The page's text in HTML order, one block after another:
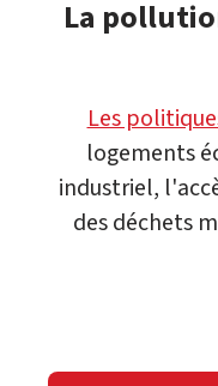
La
Les
logements
industriel,
des déchets